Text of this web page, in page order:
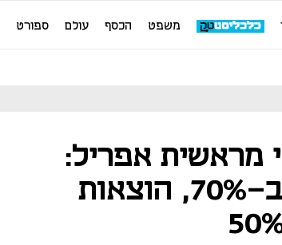
משפט הכסף עולם ספורט
מראשית אפריל:
ההלבשה קרסה ב-70%, הוצאות